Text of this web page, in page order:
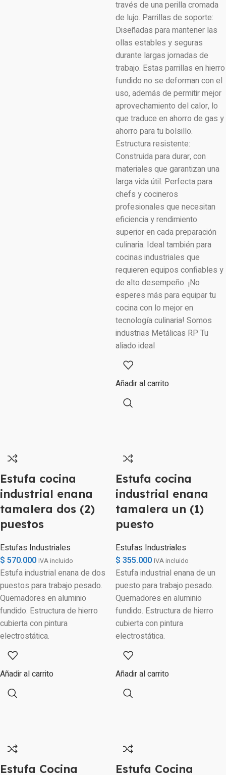
través de una perilla cromada
de lujo. Parrillas de soporte:
Diseñadas para mantener las
ollas estables y seguras
durante largas jornadas de
trabajo. Estas parrillas en hierro
fundido no se deforman con el
uso, además de permitir mejor
aprovechamiento del calor, lo
que traduce en ahorro de gas y
ahorro para tu bolsillo.
Estructura resistente:
Construida para durar, con
materiales que garantizan una
larga vida útil. Perfecta para
chefs y cocineros
profesionales que necesitan
eficiencia y rendimiento
superior en cada preparación
culinaria. Ideal también para
cocinas industriales que
requieren equipos confiables y
de alto desempeño. ¡No
esperes más para equipar tu
cocina con lo mejor en
tecnología culinaria! Somos
industrias Metálicas RP Tu
aliado ideal
Añadir al carrito
Estufa cocina
industrial enana
tamalera dos (2)
puestos
Estufas Industriales
$ 570.000 IVA incluido
Estufa industrial enana de dos
puestos para trabajo pesado.
Quemadores en aluminio
fundido. Estructura de hierro
cubierta con pintura
electrostática.
Añadir al carrito
Estufa cocina
industrial enana
tamalera un (1)
puesto
Estufas Industriales
$ 355.000 IVA incluido
Estufa industrial enana de un
puesto para trabajo pesado.
Quemadores en aluminio
fundido. Estructura de hierro
cubierta con pintura
electrostática.
Añadir al carrito
Estufa Cocina Estufa Cocina